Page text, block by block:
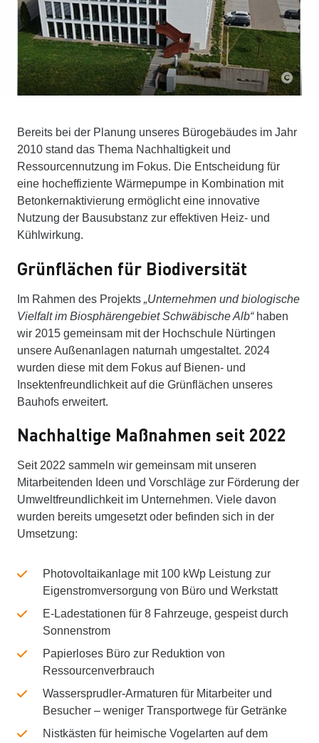
Bereits bei der Planung unseres Bürogebäudes im Jahr
2010 stand das Thema Nachhaltigkeit und
Ressourcennutzung im Fokus. Die Entscheidung für
eine hocheffiziente Wärmepumpe in Kombination mit
Betonkernaktivierung ermöglicht eine innovative
Nutzung der Bausubstanz zur effektiven Heiz- und
Kühlwirkung.
Grünflächen für Biodiversität
Im Rahmen des Projekts „Unternehmen und biologische
Vielfalt im Biosphärengebiet Schwäbische Alb“haben
wir 2015 gemeinsam mit der Hochschule Nürtingen
unsere Außenanlagen naturnah umgestaltet. 2024
wurden diese mit dem Fokus auf Bienen- und
Insektenfreundlichkeit auf die Grünflächen unseres
Bauhofs erweitert.
Nachhaltige Maßnahmen seit 2022
Seit 2022 sammeln wir gemeinsam mit unseren
Mitarbeitenden Ideen und Vorschläge zur Förderung der
Umweltfreundlichkeit im Unternehmen. Viele davon
wurden bereits umgesetzt oder befinden sich in der
Umsetzung:
Photovoltaikanlage mit 100 kWp Leistung zur
Eigenstromversorgung von Büro und Werkstatt
E-Ladestationen für 8 Fahrzeuge, gespeist durch
Sonnenstrom
Papierloses Büro zur Reduktion von
Ressourcenverbrauch
Wassersprudler-Armaturen für Mitarbeiter und
Besucher – weniger Transportwege für Getränke
Nistkästen für heimische Vogelarten auf dem